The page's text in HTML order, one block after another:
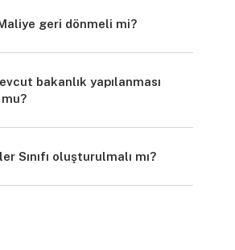
geri dönmeli mi?
bakanlık yapılanması
Sınıfı oluşturulmalı mı?